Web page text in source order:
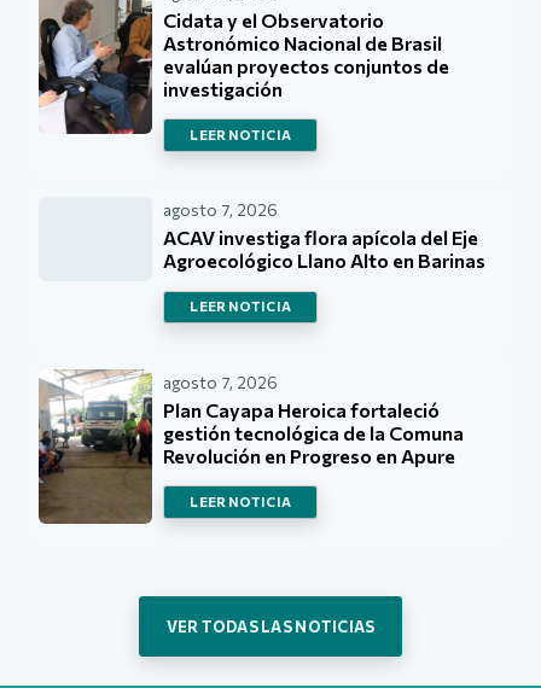
Cidata y el Observatorio
Astronómico Nacional de Brasil
evalúan proyectos conjuntos de
investigación
LEER NOTICIA
agosto 7, 2026
ACAV investiga flora apícola del Eje
Agroecológico Llano Alto en Barinas
LEER NOTICIA
agosto 7, 2026
Plan Cayapa Heroica fortaleció
gestión tecnológica de la Comuna
Revolución en Progreso en Apure
LEER NOTICIA
VER TODAS LAS NOTICIAS